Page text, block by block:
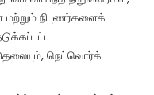
நிபுணர்களைக்
நெட்வொர்க்